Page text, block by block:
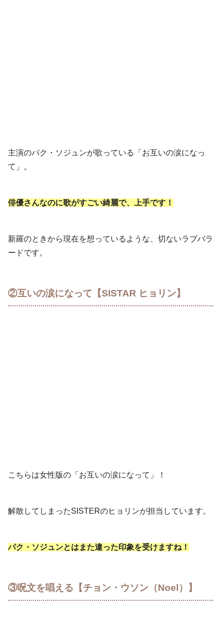
主演のパク・ソジュンが歌っている「お互いの涙になっ
て」。
俳優さんなのに歌がすごい綺麗で、上手です！
新羅のときから現在を想っているような、切ないラブバラ
ードです。
②互いの涙になって【SISTAR ヒョリン】
こちらは女性版の「お互いの涙になって」！
解散してしまったSISTERのヒョリンが担当しています。
パク・ソジュンとはまた違った印象を受けますね！
③呪文を唱える【チョン・ウソン（Noel）】